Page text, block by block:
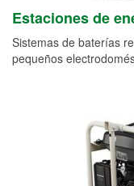
Estaciones de
Sistemas de baterías
pequeños